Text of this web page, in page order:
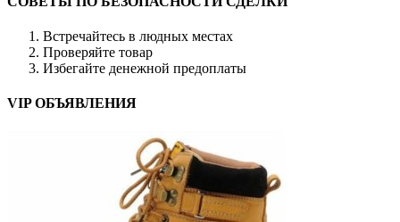
Встречайтесь в людных местах
Проверяйте товар
Избегайте денежной предоплаты
VIP ОБЪЯВЛЕНИЯ